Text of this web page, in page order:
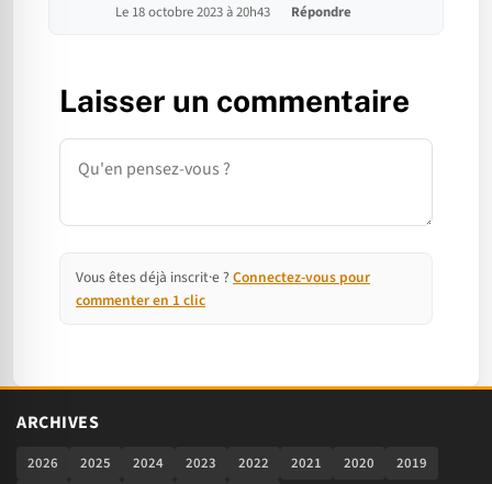
Le 18 octobre 2023 à 20h43 Répondre
Laisser un commentaire
Commentaire
Vous êtes déjà inscrit·e ? Connectez-vous pour
commenter en 1 clic
ARCHIVES
2026 2025 2024 2023 2022 2021 2020
2019